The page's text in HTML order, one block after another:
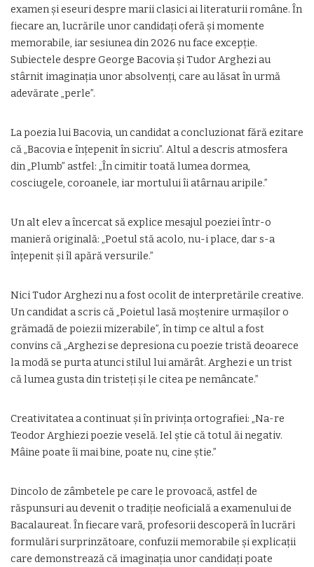
examen și eseuri despre marii clasici ai literaturii române. În
fiecare an, lucrările unor candidați oferă și momente
memorabile, iar sesiunea din 2026 nu face excepție.
Subiectele despre George Bacovia și Tudor Arghezi au
stârnit imaginația unor absolvenți, care au lăsat în urmă
adevărate „perle”.
La poezia lui Bacovia, un candidat a concluzionat fără ezitare
că „Bacovia e înțepenit în sicriu”. Altul a descris atmosfera
din „Plumb” astfel: „În cimitir toată lumea dormea,
cosciugele, coroanele, iar mortului îi atârnau aripile.”
Un alt elev a încercat să explice mesajul poeziei într-o
manieră originală: „Poetul stă acolo, nu-i place, dar s-a
înțepenit și îl apără versurile.”
Nici Tudor Arghezi nu a fost ocolit de interpretările creative.
Un candidat a scris că „Poietul lasă moștenire urmașilor o
grămadă de poiezii mizerabile”, în timp ce altul a fost
convins că „Arghezi se depresiona cu poezie tristă deoarece
la modă se purta atunci stilul lui amărât. Arghezi e un trist
că lumea gusta din tristeți și le citea pe nemâncate.”
Creativitatea a continuat și în privința ortografiei: „Na-re
Teodor Arghiezi poezie veselă. Iel știe că totul ăi negativ.
Mâine poate îi mai bine, poate nu, cine știe.”
Dincolo de zâmbetele pe care le provoacă, astfel de
răspunsuri au devenit o tradiție neoficială a examenului de
Bacalaureat. În fiecare vară, profesorii descoperă în lucrări
formulări surprinzătoare, confuzii memorabile și explicații
care demonstrează că imaginația unor candidați poate